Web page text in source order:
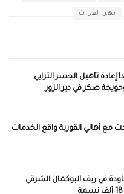
نهر الفرات
إعادة تأهيل الجسر الترابي
صكر في دير الزور
مع أهالي القورية واقع الخدمات
في ريف البوكمال الشرقي